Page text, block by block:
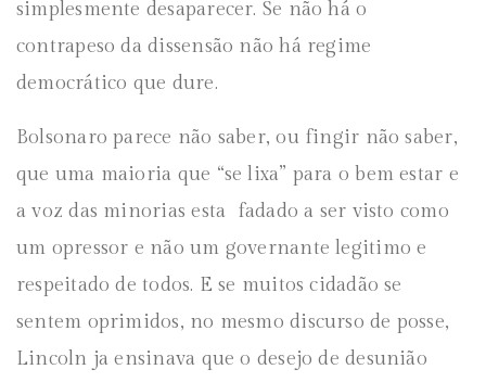
simplesmente desaparecer. Se não há o
contrapeso da dissensão não há regime
democrático que dure.
Bolsonaro parece não saber, ou fingir não saber,
que uma maioria que “se lixa” para o bem estar e
a voz das minorias esta fadado a ser visto como
um opressor e não um governante legitimo e
respeitado de todos. E se muitos cidadão se
sentem oprimidos, no mesmo discurso de posse,
Lincoln ja ensinava que o desejo de desunião